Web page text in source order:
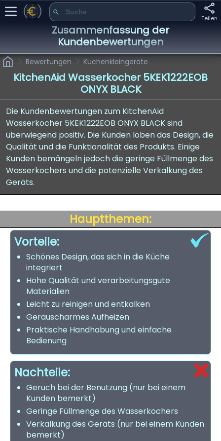
Teilen
Zusammenfassung der
Kundenbewertungen
Bewertungen Küchenkleingeräte
KitchenAid Wasserkocher 5KEK1222EOB
ONYX BLACK
Die Kundenbewertungen zum KitchenAid
Wasserkocher 5KEK1222EOB ONYX BLACK sind
überwiegend positiv. Die Kunden loben das Design, die
Qualität und die Funktionalität des Produkts. Einige
Kunden bemängeln jedoch die geringe Füllmenge des
Wasserkochers und die potenzielle Verkalkung des
Geräts.
Hauptthemen:
Vorteile:
Schönes Design, das sich in die Küche
integriert
Hohe Qualität und verarbeitungsgute
Materialien
Leicht zu reinigen und entkalken
Geräuscharmes Aufheizen
Praktische Handhabung und einfache
Bedienung
Nachteile:
Geruch bei der Benutzung (nur bei einem
Kunden bemerkt)
Geringe Füllmenge des Wasserkochers
Verkalkung des Geräts (nur bei einem Kunden
bemerkt)